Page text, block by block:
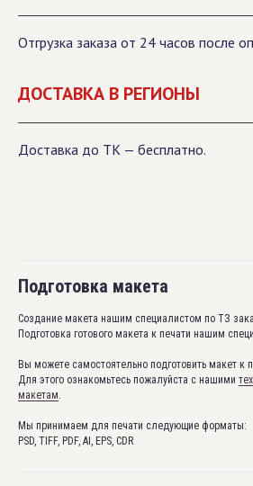
Отгрузка заказа от 24 часов после
ДОСТАВКА В РЕГИОНЫ
Доставка до ТК — бесплатно.
Подготовка макета
Создание макета нашим специалистом по ТЗ
Подготовка готового макета к печати нашим
Вы можете самостоятельно подготовить макет к
Для этого ознакомьтесь пожалуйста с нашими
макетам.
Мы принимаем для печати следующие форматы:
PSD, TIFF, PDF, AI, EPS, CDR